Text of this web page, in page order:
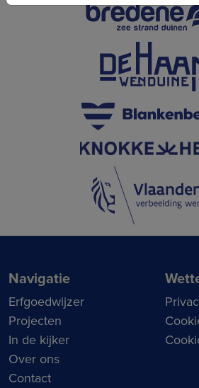
Navigatie
Erfgoedwijzer
Projecten
In de kijker
Over ons
Contact